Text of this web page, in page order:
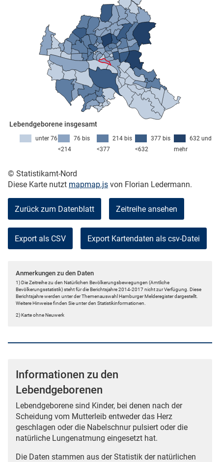
Lebendgeborene insgesamt
632 und
mehr
377 bis
<632
214 bis
<377
76 bis
<214
unter 76
© Statistikamt-Nord
Diese Karte nutzt mapmap.js von Florian Ledermann.
Zurück zum Datenblatt Zeitreihe ansehen
Export als CSV
Anmerkungen zu den Daten
1) Die Zeitreihe zu den Natürlichen Bevölkerungsbewegungen (Amtliche
Bevölkerungsstatistik) steht für die Berichtsjahre 2014-2017 nicht zur Verfügung. Diese
Berichtsjahre werden unter der Themenauswahl Hamburger Melderegister dargestellt.
Weitere Hinweise finden Sie unter den Statistikinformationen.
2) Karte ohne Neuwerk
Informationen zu den
Lebendgeborenen
Lebendgeborene sind Kinder, bei denen nach der
Scheidung vom Mutterleib entweder das Herz
geschlagen oder die Nabelschnur pulsiert oder die
natürliche Lungenatmung eingesetzt hat.
Die Daten stammen aus der Statistik der natürlichen